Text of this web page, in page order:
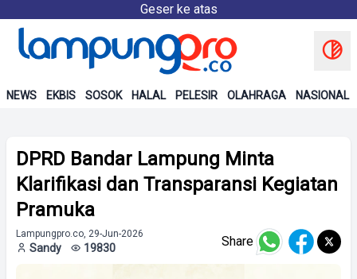
Geser ke atas
NEWS EKBIS SOSOK HALAL PELESIR OLAHRAGA NASIONAL
DPRD Bandar Lampung Minta
Klarifikasi dan Transparansi Kegiatan
Pramuka
Lampungpro.co, 29-Jun-2026
Sandy 19830 Share